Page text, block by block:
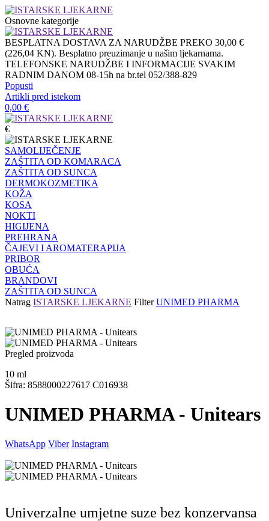
Osnovne kategorije
BESPLATNA DOSTAVA ZA NARUDŽBE PREKO 30,00 €
(226,04 KN). Besplatno preuzimanje u našim ljekarnama.
TELEFONSKE NARUDŽBE I INFORMACIJE SVAKIM
RADNIM DANOM 08-15h na br.tel 052/388-829
Popusti
Artikli pred istekom
0,00 €
€
SAMOLIJEČENJE
ZAŠTITA OD KOMARACA
ZAŠTITA OD SUNCA
DERMOKOZMETIKA
KOŽA
KOSA
NOKTI
HIGIJENA
PREHRANA
ČAJEVI I AROMATERAPIJA
PRIBOR
OBUĆA
BRANDOVI
ZAŠTITA OD SUNCA
Natrag ISTARSKE LJEKARNE Filter UNIMED PHARMA
Pregled proizvoda
10 ml
Šifra: 8588000227617 C016938
UNIMED PHARMA - Unitears
WhatsApp Viber Instagram
Univerzalne umjetne suze bez konzervansa